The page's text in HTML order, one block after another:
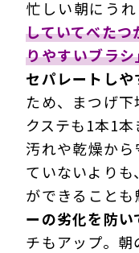
忙しい朝にうれ
していてべた
りやすいブラ
セパレートしや
ため、まつげ
クステも1本1本
汚れや乾燥か
ていないより
ができること
ーの劣化を防い
チもアップ。